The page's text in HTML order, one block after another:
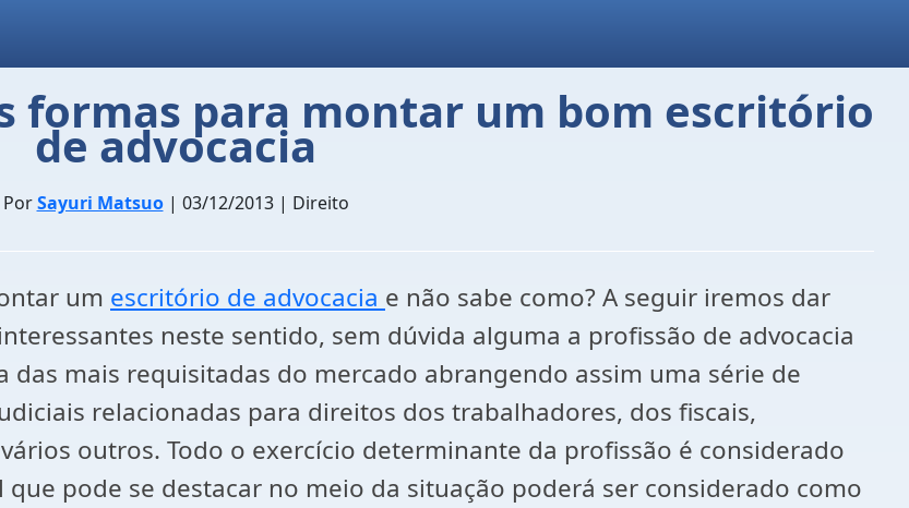
formas para montar um bom escritório
de advocacia
PorSayuri Matsuo| 03/12/2013 | Direito
um escritório de advocacia e não sabe como? A seguir iremos dar
neste sentido, sem dúvida alguma a profissão de advocacia
das mais requisitadas do mercado abrangendo assim uma série de
relacionadas para direitos dos trabalhadores, dos fiscais,
outros. Todo o exercício determinante da profissão é considerado
pode se destacar no meio da situação poderá ser considerado como